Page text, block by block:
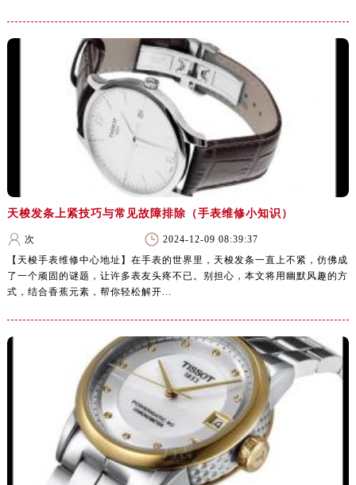
天梭发条上紧技巧与常见故障排除（手表维修小知识）
次
2024-12-09 08:39:37
【天梭手表维修中心地址】在手表的世界里，天梭发条一直上不紧，仿佛成
了一个顽固的谜题，让许多表友头疼不已。别担心，本文将用幽默风趣的方
式，结合香蕉元素，帮你轻松解开...